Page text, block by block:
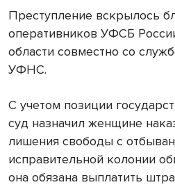
Преступление вскрылось
оперативников УФСБ
области совместно со
УФНС.
С учетом позиции
суд назначил женщине
лишения свободы с
исправительной колонии
она обязана выплатить